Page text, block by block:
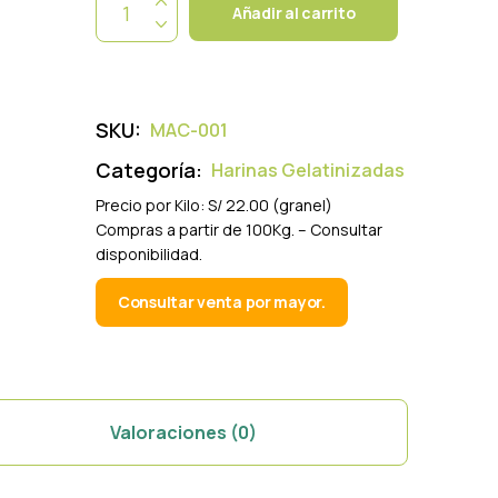
Añadir al carrito
SKU: MAC-001
Categoría: Harinas Gelatinizadas
Precio por Kilo: S/ 22.00 (granel)
Compras a partir de 100Kg. – Consultar
disponibilidad.
Consultar venta por mayor.
Valoraciones (0)